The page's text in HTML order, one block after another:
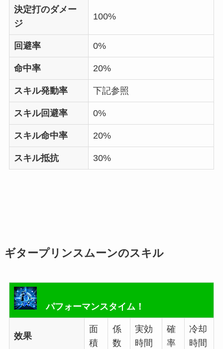
決定打のダメー
ジ
100%
回避率 0%
命中率 20%
スキル発動率 下記参照
スキル回避率 0%
スキル命中率 20%
スキル抵抗 30%
ギタープリンスムーンのスキル
パフォーマンスタイム！
效果
面
積
係
数
実効
時間
確
率
冷却
時間